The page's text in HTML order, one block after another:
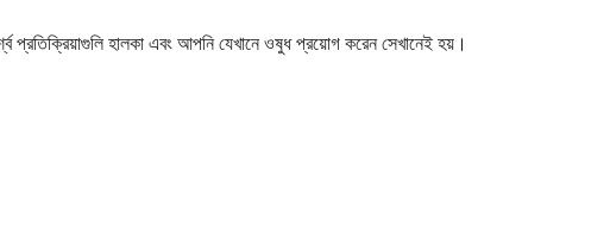
প্রতিক্রিয়াগুলি হালকা এবং আপনি যেখানে ওষুধ প্রয়োগ করেন সেখানেই হয়।